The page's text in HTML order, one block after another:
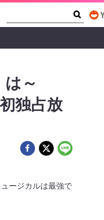
～
独占放
ージカルは最強で